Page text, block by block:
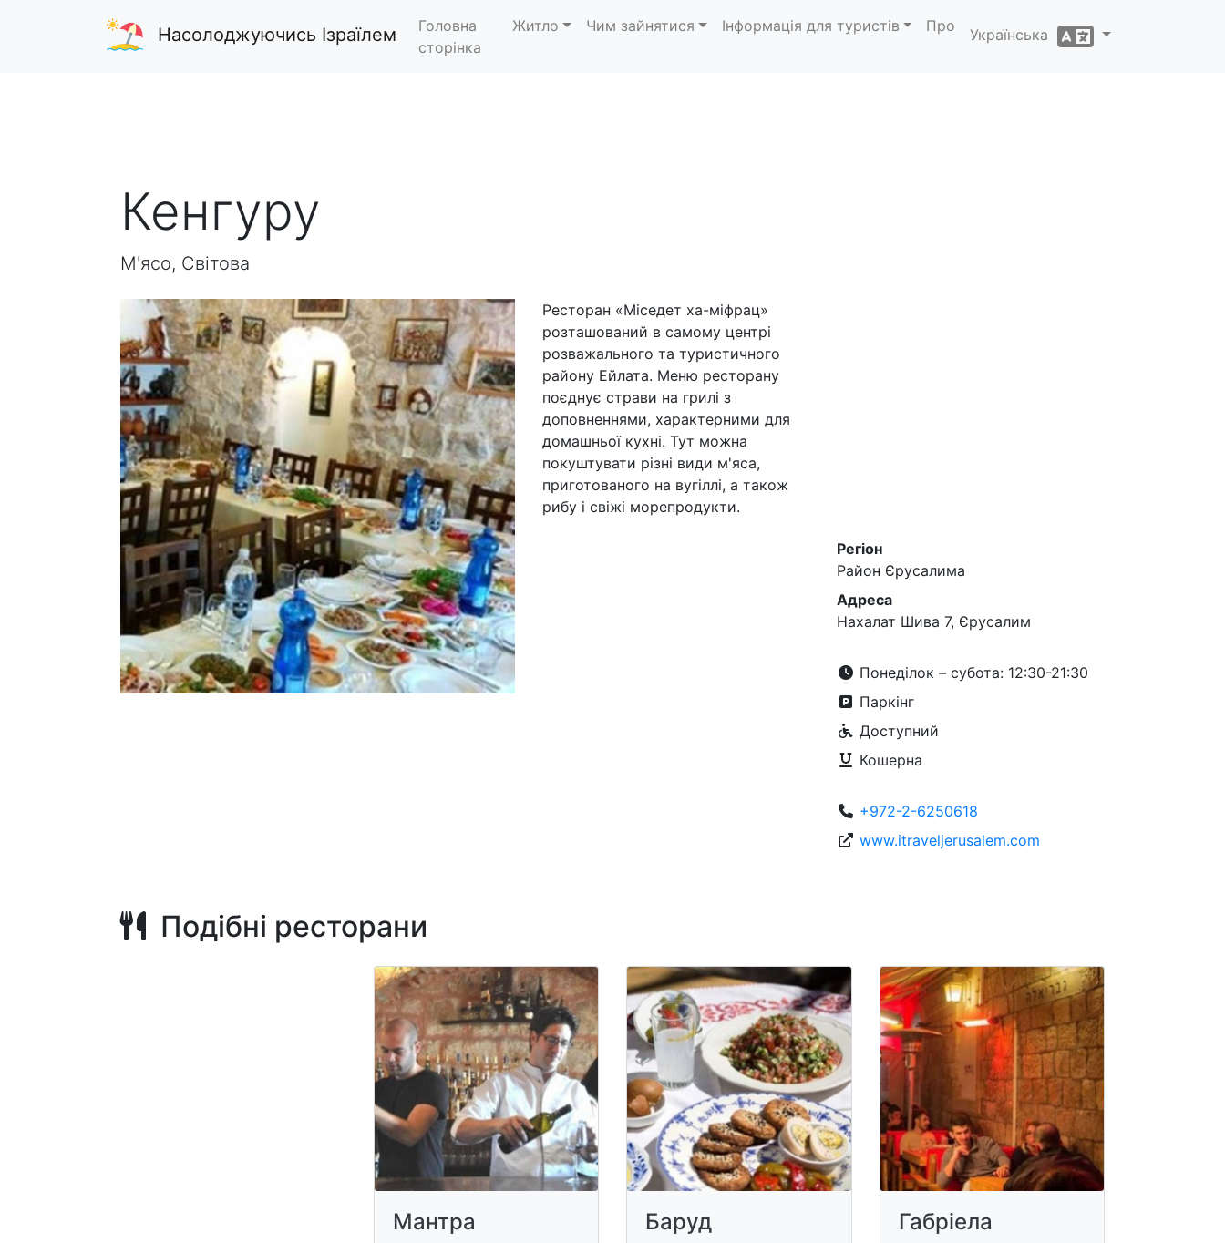
Насолоджуючись Ізраїлем
Головна
сторінка
Житло Чим зайнятися Інформація для туристів Про
Українська
Кенгуру
М'ясо, Світова
Ресторан «Міседет ха-міфрац»
розташований в самому центрі
розважального та туристичного
району Ейлата. Меню ресторану
поєднує страви на грилі з
доповненнями, характерними для
домашньої кухні. Тут можна
покуштувати різні види м'яса,
приготованого на вугіллі, а також
рибу і свіжі морепродукти.
Регіон
Район Єрусалима
Адреса
Нахалат Шива 7, Єрусалим
Понеділок – субота: 12:30-21:30
Паркінг
Доступний
Кошерна
+972-2-6250618
www.itraveljerusalem.com
Подібні ресторани
Мантра Баруд Габріела